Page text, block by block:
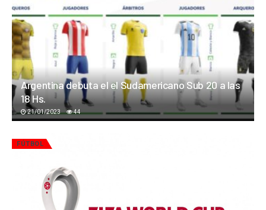
Argentina debuta el el Sudamericano Sub 20 a las
18 Hs.
21/01/2023 44
FÚTBOL